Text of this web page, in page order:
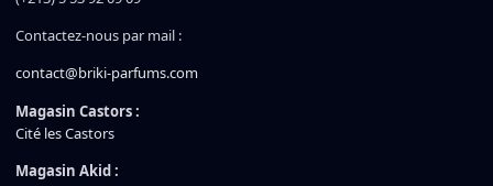
Contactez-nous par mail :
contact@briki-parfums.com
Magasin Castors :
Cité les Castors
Magasin Akid :